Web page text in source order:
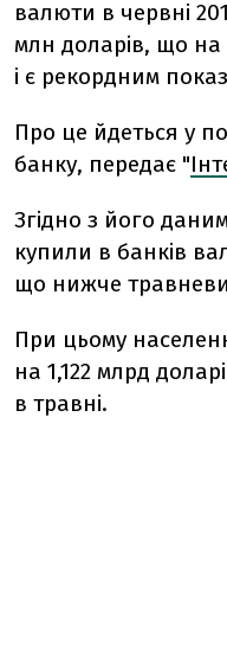
валюти в червні
млн доларів, що на
і є рекордним
Про це йдеться у
банку, передає "
Згідно з його
купили в банків
що нижче
При цьому
на 1,122 млрд
в травні.